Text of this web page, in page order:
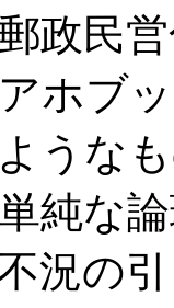
政民
ホブ
うな
純な
況の